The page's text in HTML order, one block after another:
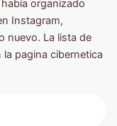
organizado
Instagram,
nuevo. La lista de
pagina cibernetica